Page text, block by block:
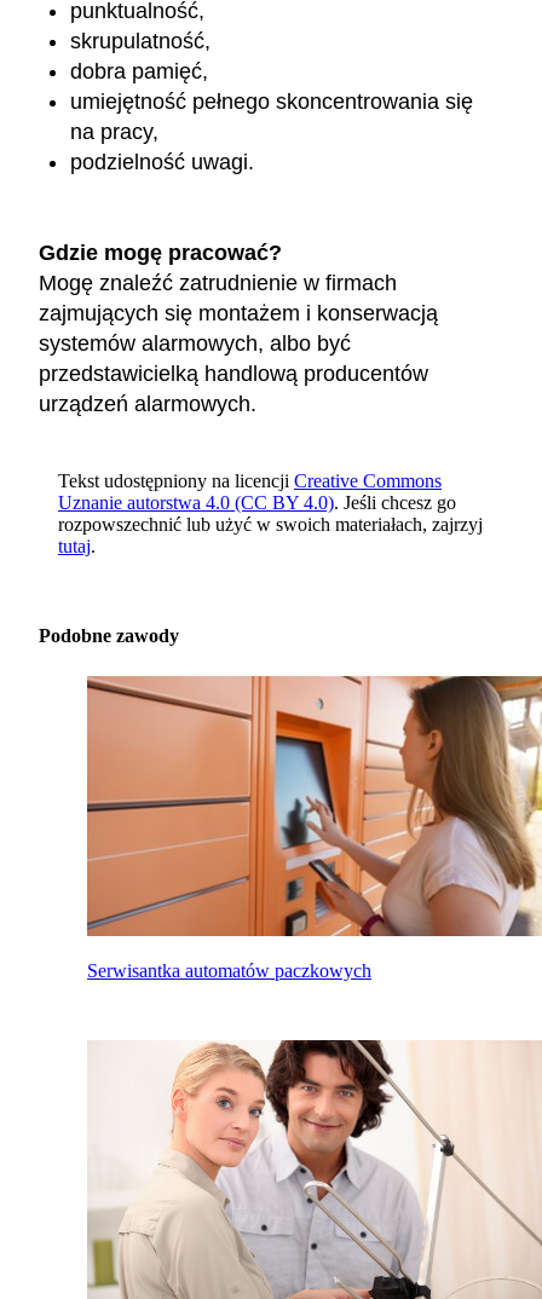
punktualność,
skrupulatność,
dobra pamięć,
umiejętność pełnego skoncentrowania się
na pracy,
podzielność uwagi.
Gdzie mogę pracować?
Mogę znaleźć zatrudnienie w firmach
zajmujących się montażem i konserwacją
systemów alarmowych, albo być
przedstawicielką handlową producentów
urządzeń alarmowych.
Tekst udostępniony na licencji Creative Commons
Uznanie autorstwa 4.0 (CC BY 4.0). Jeśli chcesz go
rozpowszechnić lub użyć w swoich materiałach, zajrzyj
tutaj.
Podobne zawody
Serwisantka automatów paczkowych